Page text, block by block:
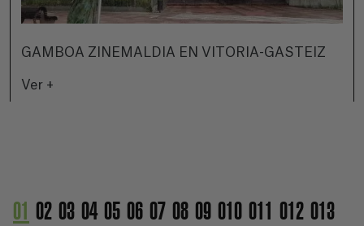
GAMBOA ZINEMALDIA EN VITORIA-GASTEIZ
Ver +
01 02 03 04 05 06 07 08 09 010 011 012 013